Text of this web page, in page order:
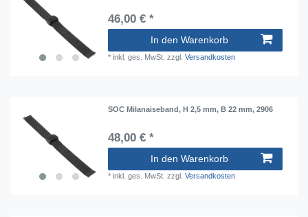
46,00 € *
In den Warenkorb
*inkl. ges. MwSt. zzgl.Versandkosten
SOC Milanaiseband, H 2,5 mm, B 22 mm, 2906
48,00 € *
In den Warenkorb
*inkl. ges. MwSt. zzgl.Versandkosten